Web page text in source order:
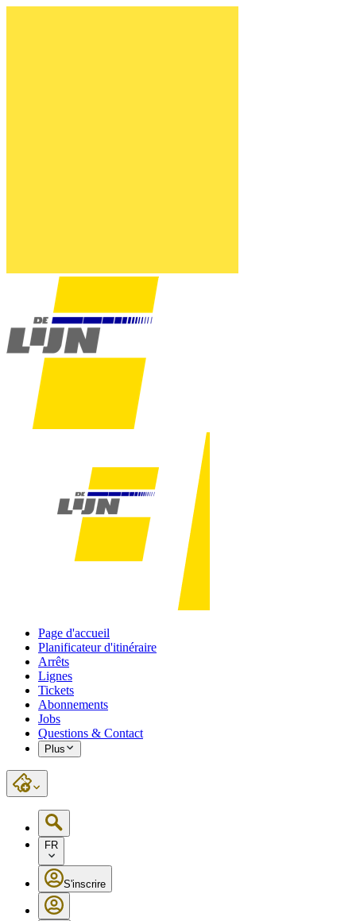
Page d'accueil
Planificateur d'itinéraire
Arrêts
Lignes
Tickets
Abonnements
Jobs
Questions & Contact
Plus
FR
S'inscrire